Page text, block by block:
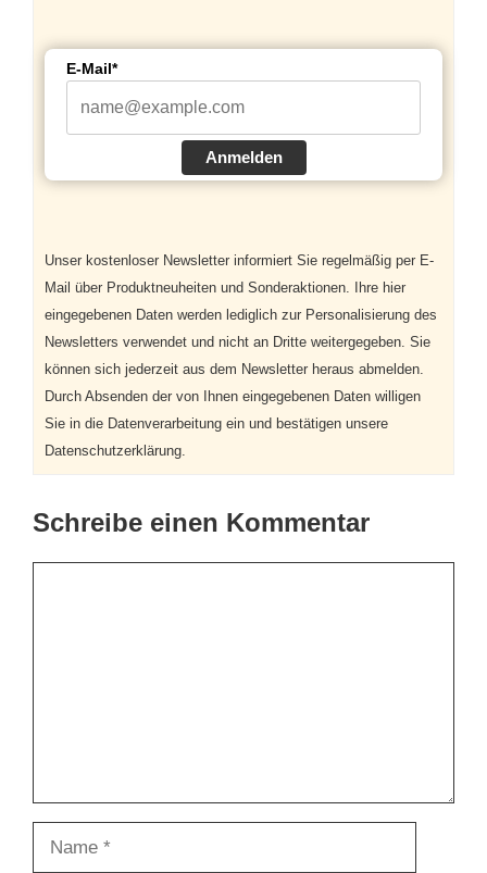
E-Mail*
Anmelden
Unser kostenloser Newsletter informiert Sie regelmäßig per E-
Mail über Produktneuheiten und Sonderaktionen. Ihre hier
eingegebenen Daten werden lediglich zur Personalisierung des
Newsletters verwendet und nicht an Dritte weitergegeben. Sie
können sich jederzeit aus dem Newsletter heraus abmelden.
Durch Absenden der von Ihnen eingegebenen Daten willigen
Sie in die Datenverarbeitung ein und bestätigen unsere
Datenschutzerklärung.
Schreibe einen Kommentar